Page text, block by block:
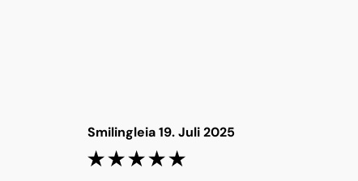
Smilingleia 19. Juli 2025